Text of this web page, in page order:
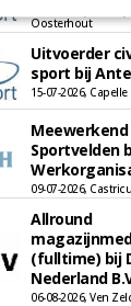
Oosterhout
Uitvoerder
sport bij
15-07-2026,
Sportvelden
09-07-2026,
Allround
(fulltime) bij
Nederland
06-08-2026, Ven